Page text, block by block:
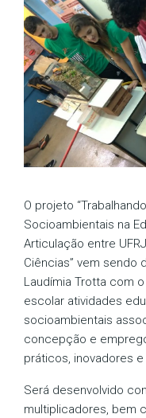
O projeto
Socioambientais na
Articulação entre
Ciências” vem sendo
Laudímia Trotta com
escolar atividades
socioambientais
concepção e
práticos, inovadores
Será desenvolvido
multiplicadores, bem